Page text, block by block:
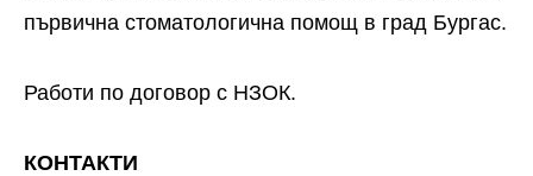
първична стоматологична помощ в град Бургас.
Работи по договор с НЗОК.
КОНТАКТИ